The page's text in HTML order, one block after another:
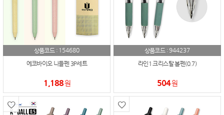
상품코드 : 154680
에코바이오 니들펜 3P세트
1,188원
상품코드 :944237
라인1 크리스탈 볼펜(0.7)
504원